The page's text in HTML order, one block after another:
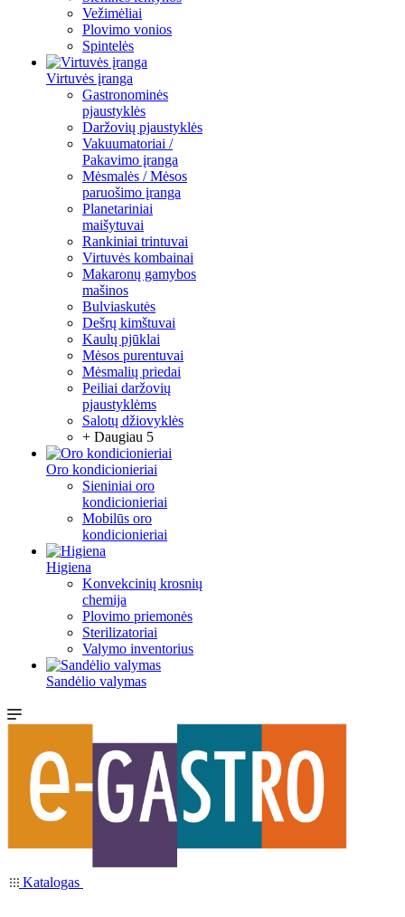
Vežimėliai
Plovimo vonios
Spintelės
Virtuvės įranga
Gastronominės
pjaustyklės
Daržovių pjaustyklės
Vakuumatoriai /
Pakavimo įranga
Mėsmalės / Mėsos
paruošimo įranga
Planetariniai
maišytuvai
Rankiniai trintuvai
Virtuvės kombainai
Makaronų gamybos
mašinos
Bulviaskutės
Dešrų kimštuvai
Kaulų pjūklai
Mėsos purentuvai
Mėsmalių priedai
Peiliai daržovių
pjaustyklėms
Salotų džiovyklės
+ Daugiau 5
Oro kondicionieriai
Sieniniai oro
kondicionieriai
Mobilūs oro
kondicionieriai
Higiena
Konvekcinių krosnių
chemija
Plovimo priemonės
Sterilizatoriai
Valymo inventorius
Sandėlio valymas
Katalogas